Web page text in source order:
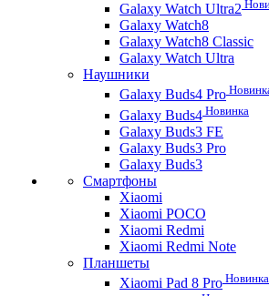
Galaxy Watch Ultra2
Galaxy Watch8
Galaxy Watch8 Classic
Galaxy Watch Ultra
Наушники
Galaxy Buds4 Pro
Galaxy Buds4 Новинка
Galaxy Buds3 FE
Galaxy Buds3 Pro
Galaxy Buds3
Смартфоны
Xiaomi
Xiaomi POCO
Xiaomi Redmi
Xiaomi Redmi Note
Планшеты
Xiaomi Pad 8 Pro Новинка